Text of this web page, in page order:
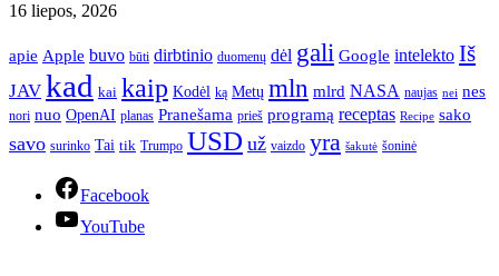
16 liepos, 2026
apie Apple buvo būti dirbtinio duomenų dėl gali Google intelekto Iš
JAV kad kai kaip Kodėl ką Metų mln mlrd NASA naujas nei nes
nori nuo OpenAI planas Pranešama prieš programą receptas Recipe sako
savo surinko Tai tik Trumpo USD už vaizdo yra šakutė šoninė
Facebook
YouTube